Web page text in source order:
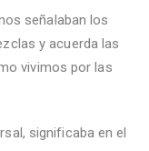
señalaban los
y acuerda las
vivimos por las
significaba en el